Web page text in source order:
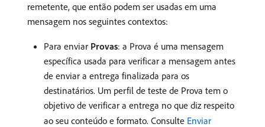
remetente, que então podem ser usadas em uma
mensagem nos seguintes contextos:
Para enviar Provas: a Prova é uma mensagem
específica usada para verificar a mensagem antes
de enviar a entrega finalizada para os
destinatários. Um perfil de teste de Prova tem o
objetivo de verificar a entrega no que diz respeito
ao seu conteúdo e formato. Consulte Enviar